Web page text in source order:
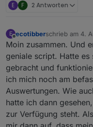
E F 2 Antworten
E
Offline
ecotibberschrieb am 4.
zuletzt editiert
Moin zusammen. Und
geniale script. Hatte
gebracht und
ich mich noch am
Auswertungen. Wie
hatte ich dann
zur Verfügung steht.